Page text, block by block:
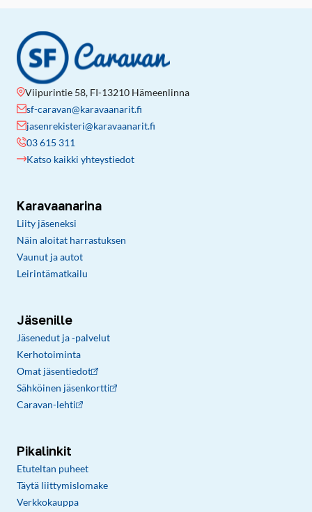
Viipurintie 58, FI-13210 Hämeenlinna
sf-caravan@karavaanarit.fi
jasenrekisteri@karavaanarit.fi
03 615 311
Katso kaikki yhteystiedot
Karavaanarina
Liity jäseneksi
Näin aloitat harrastuksen
Vaunut ja autot
Leirintämatkailu
Jäsenille
Jäsenedut ja -palvelut
Kerhotoiminta
Omat jäsentiedot
Sähköinen jäsenkortti
Caravan-lehti
Pikalinkit
Etuteltan puheet
Täytä liittymislomake
Verkkokauppa